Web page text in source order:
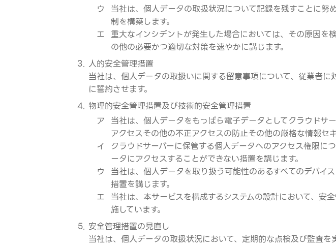
ウ 当社は、個人データの取扱状況について記録を残すことに
制を構築します。
エ 重大なインシデントが発生した場合においては、その原因
の他の必要かつ適切な対策を速やかに講じます。
人的安全管理措置
当社は、個人データの取扱いに関する留意事項について、従業者
に誓約させます。
物理的安全管理措置及び技術的安全管理措置
ア 当社は、個人データをもっぱら電子データとしてクラウドサ
アクセスその他の不正アクセスの防止その他の厳格な情報セ
イ
クラウドサーバーに保管する個人データへのアクセス権限
ータにアクセスすることができない措置を講じます。
ウ 当社は、個人データを取り扱う可能性のあるすべてのデバイ
措置を講じます。
エ 当社は、本サービスを構成するシステムの設計において、
施しています。
安全管理措置の見直し
当社は、個人データの取扱状況において、定期的な点検及び監査